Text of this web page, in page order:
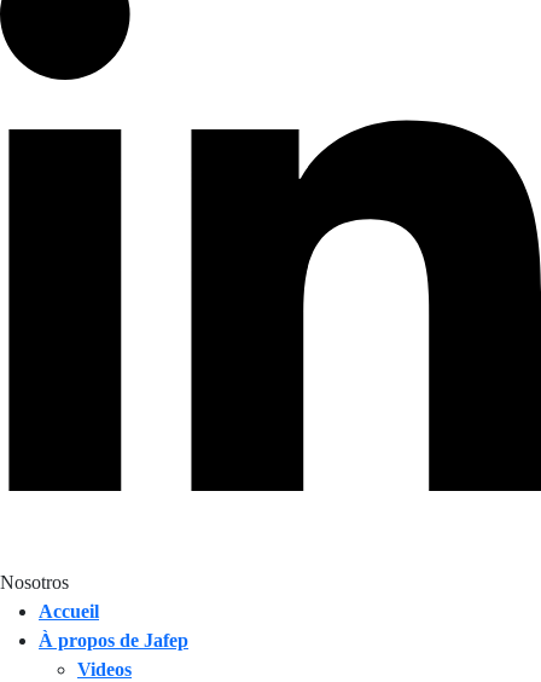
Nosotros
Accueil
À propos de Jafep
Videos